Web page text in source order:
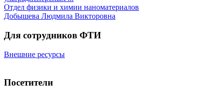
Отдел физики и химии наноматериалов
Добышева Людмила Викторовна
Для сотрудников ФТИ
Внешние ресурсы
Посетители